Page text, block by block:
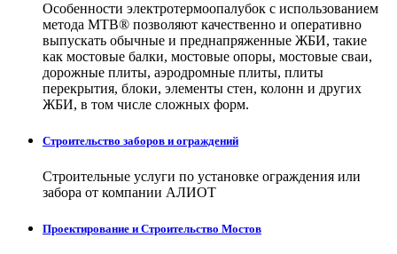
Особенности электротермоопалубок с использованием
метода МТВ® позволяют качественно и оперативно
выпускать обычные и преднапряженные ЖБИ, такие
как мостовые балки, мостовые опоры, мостовые сваи,
дорожные плиты, аэродромные плиты, плиты
перекрытия, блоки, элементы стен, колонн и других
ЖБИ, в том числе сложных форм.
Строительство заборов и ограждений
Строительные услуги по установке ограждения или
забора от компании АЛИОТ
Проектирование и Строительство Мостов